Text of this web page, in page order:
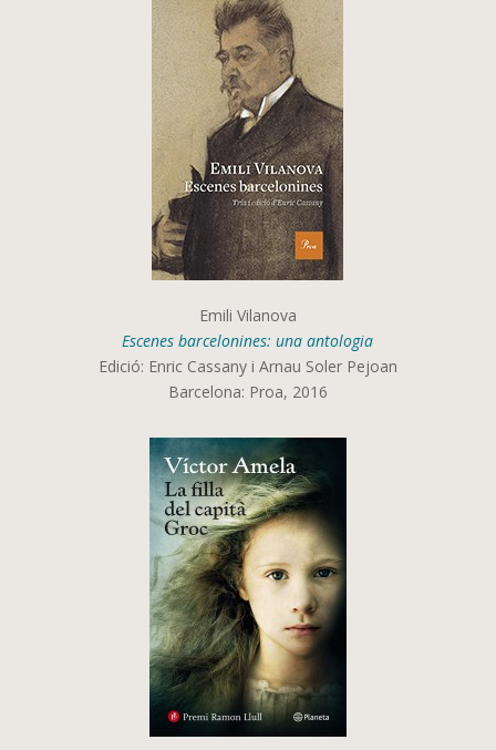
Emili Vilanova
Escenes barcelonines: una antologia
Edició: Enric Cassany i Arnau Soler Pejoan
Barcelona: Proa, 2016